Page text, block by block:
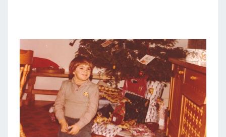
R
C
H
E
D
E
N
R
E
S